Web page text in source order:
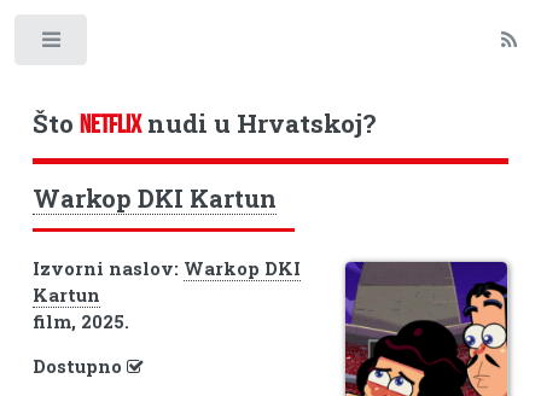
Što NETFLIXnudi u Hrvatskoj?
Warkop DKI Kartun
Izvorni naslov: Warkop DKI
Kartun
film, 2025.
Dostupno